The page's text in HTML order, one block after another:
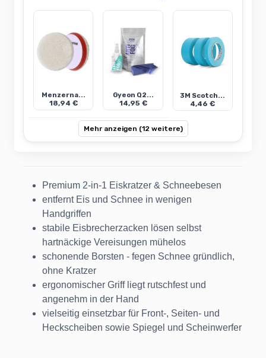
Menzerna...
18,94 €
Gyeon Q2...
14,95 €
3M Scotch...
4,46 €
Mehr anzeigen (12 weitere)
Premium 2-in-1 Eiskratzer & Schneebesen
entfernt Eis und Schnee in wenigen
Handgriffen
stabile Eisbrecherzacken lösen selbst
hartnäckige Vereisungen mühelos
schonende Borsten - fegen Schnee gründlich,
ohne Kratzer
ergonomischer Griff liegt rutschfest und
angenehm in der Hand
vielseitig einsetzbar für Front-, Seiten- und
Heckscheiben sowie Spiegel und Scheinwerfer